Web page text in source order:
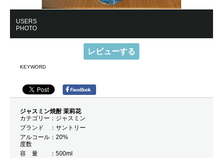
USERS
PHOTO
レビューする
KEYWORD
FaceBook
ジャスミン焼酎 茉莉花
カテゴリー
ジャスミン
ブランド
サントリー
アルコール
度数
20%
容 量
500ml